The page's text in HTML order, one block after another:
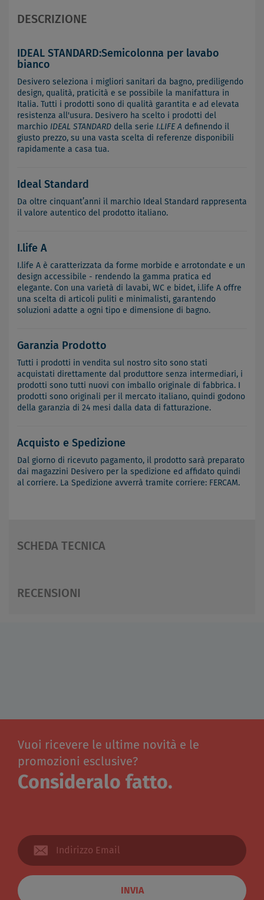
DESCRIZIONE
IDEAL STANDARD:Semicolonna per lavabo
bianco
Desivero seleziona i migliori sanitari da bagno, prediligendo
design, qualità, praticità e se possibile la manifattura in
Italia. Tutti i prodotti sono di qualità garantita e ad elevata
resistenza all'usura. Desivero ha scelto i prodotti del
marchio IDEAL STANDARD della serie I.LIFE A definendo il
giusto prezzo, su una vasta scelta di referenze disponibili
rapidamente a casa tua.
Ideal Standard
Da oltre cinquant’anni il marchio Ideal Standard rappresenta
il valore autentico del prodotto italiano.
I.life A
I.life A è caratterizzata da forme morbide e arrotondate e un
design accessibile - rendendo la gamma pratica ed
elegante. Con una varietà di lavabi, WC e bidet, i.life A offre
una scelta di articoli puliti e minimalisti, garantendo
soluzioni adatte a ogni tipo e dimensione di bagno.
Garanzia Prodotto
Tutti i prodotti in vendita sul nostro sito sono stati
acquistati direttamente dal produttore senza intermediari, i
prodotti sono tutti nuovi con imballo originale di fabbrica. I
prodotti sono originali per il mercato italiano, quindi godono
della garanzia di 24 mesi dalla data di fatturazione.
Acquisto e Spedizione
Dal giorno di ricevuto pagamento, il prodotto sarà preparato
dai magazzini Desivero per la spedizione ed affidato quindi
al corriere. La Spedizione avverrà tramite corriere: FERCAM.
SCHEDA TECNICA
RECENSIONI
Vuoi ricevere le ultime novità e le
promozioni esclusive?
Consideralo fatto.
INVIA